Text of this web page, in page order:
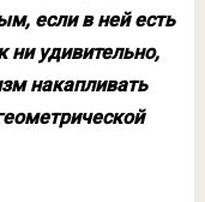
если в ней есть
ни удивительно,
накапливать